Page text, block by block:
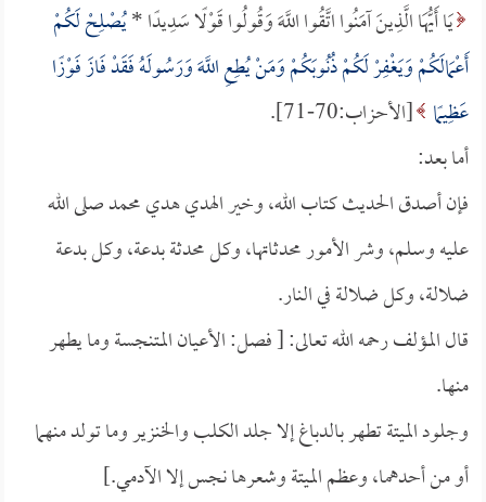
يَا أَيُّهَا الَّذِينَ آمَنُوا اتَّقُوا اللَّهَ وَقُولُوا قَوْلًا سَدِيدًا *يُصْلِحْ لَكُمْ
أَعْمَالَكُمْ وَيَغْفِرْ لَكُمْ ذُنُوبَكُمْ وَمَنْ يُطِعِ اللَّهَ وَرَسُولَهُ فَقَدْ فَازَ فَوْزًا
عَظِيمًا [الأحزاب:70-71].
أما بعد:
فإن أصدق الحديث كتاب الله، وخير الهدي هدي محمد صلى الله
عليه وسلم، وشر الأمور محدثاتها، وكل محدثة بدعة، وكل بدعة
ضلالة، وكل ضلالة في النار.
قال المؤلف رحمه الله تعالى: [ فصل: الأعيان المتنجسة وما يطهر
منها.
وجلود الميتة تطهر بالدباغ إلا جلد الكلب والخنزير وما تولد منهما
أو من أحدهما، وعظم الميتة وشعرها نجس إلا الآدمي.]